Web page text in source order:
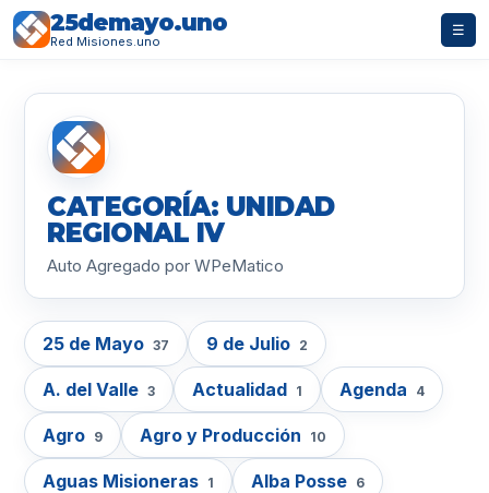
25demayo.uno
Red Misiones.uno
☰
CATEGORÍA: UNIDAD
REGIONAL IV
Auto Agregado por WPeMatico
25 de Mayo 37 9 de Julio 2
A. del Valle 3 Actualidad 1 Agenda 4
Agro 9 Agro y Producción 10
Aguas Misioneras 1 Alba Posse 6